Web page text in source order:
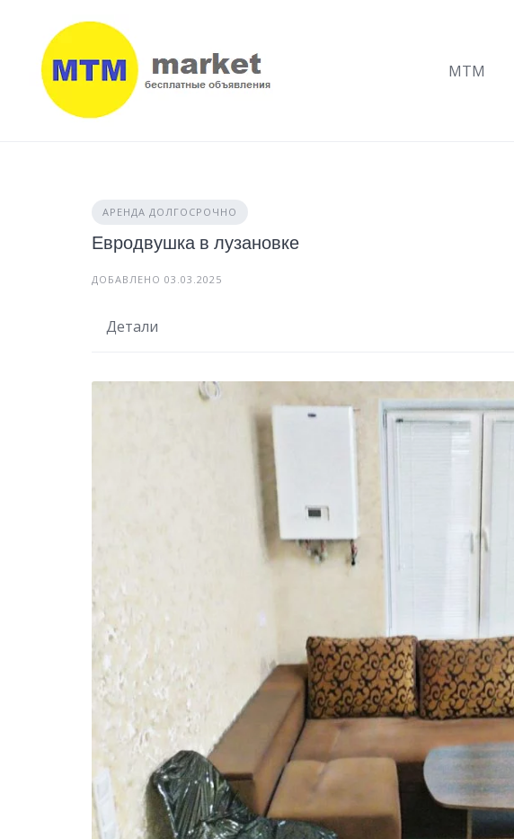
content
МТМ
АРЕНДА ДОЛГОСРОЧНО
Евродвушка в лузановке
ДОБАВЛЕНО 03.03.2025
Детали